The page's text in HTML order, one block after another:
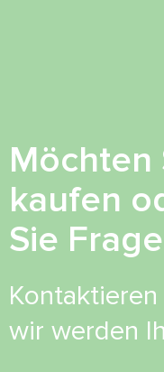
Möchten
kaufen
Sie
wir werden